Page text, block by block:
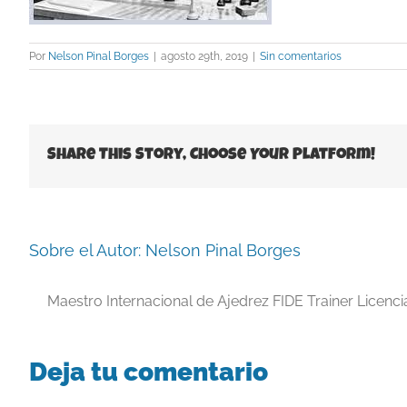
Por Nelson Pinal Borges | agosto 29th, 2019 | Sin comentarios
Share This Story, Choose Your Platform!
Sobre el Autor: Nelson Pinal Borges
Maestro Internacional de Ajedrez FIDE Trainer
Deja tu comentario